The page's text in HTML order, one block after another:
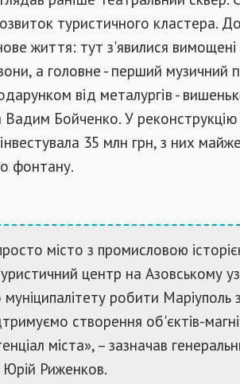
туристичного кластера.
життя: тут з'явилися
а головне - перший музичний
від металургів -
Вадим Бойченко. У
35 млн грн, з них
фонтану.
місто з промисловою
центр на Азовському
робити Маріуполь
створення об'єктів-
міста», – зазначав
Юрій Риженков.